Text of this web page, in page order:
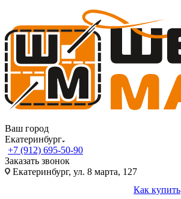
Ваш город
Екатеринбург
+7 (912) 695-50-90
Заказать звонок
Екатеринбург, ул. 8 марта, 127
Как купить